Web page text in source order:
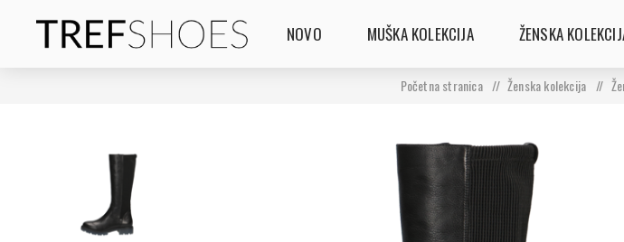
NOVO MUŠKA KOLEKCIJA ŽENSKA
Početna stranica / Ženska kolekcija /